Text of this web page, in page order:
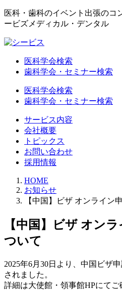
医科・歯科のイベント出張のコ
ービズメディカル・デンタル
医科学会検索
歯科学会・セミナー検索
医科学会検索
歯科学会・セミナー検索
サービス内容
会社概要
トピックス
お問い合わせ
採用情報
HOME
お知らせ
【中国】ビザ オンライン
【中国】ビザ オン
ついて
2025年6月30日より、中国ビザ
されました。
詳細は大使館・領事館HPにてご